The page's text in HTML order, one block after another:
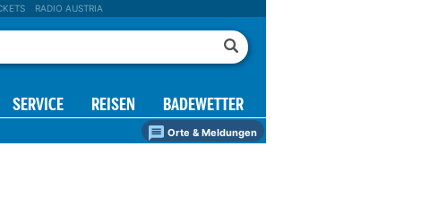
RADIO AUSTRIA
SERVICE REISEN BADEWETTER
Orte & Meldungen